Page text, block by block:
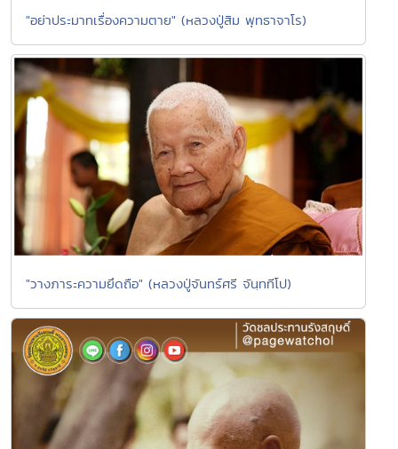
"อย่าประมาทเรื่องความตาย" (หลวงปู่สิม พุทธาจาโร)
"วางภาระความยึดถือ" (หลวงปู่จันทร์ศรี จันฺททีโป)